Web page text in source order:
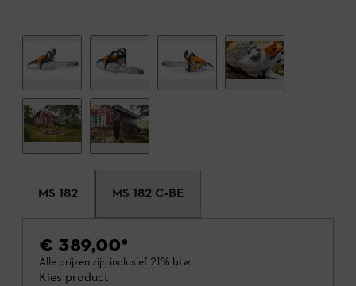
MS 182 MS 182 C-BE
€ 389,00*
Alle prijzen zijn inclusief 21% btw.
Kies product